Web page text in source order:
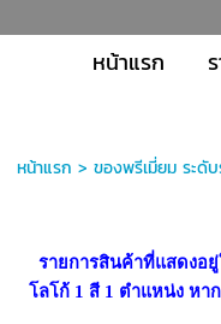
หน้าแรก
หน้าแรก > ของพรีเมี่ยม ระดั
รายการสินค้าที่แสดงอ
โลโก้ 1 สี 1 ตำแหน่ง หา